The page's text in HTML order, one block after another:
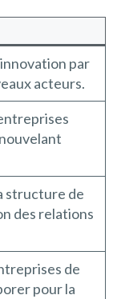
par
acteurs.
structure de
des relations
de
pour la